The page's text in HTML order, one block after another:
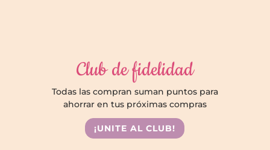
Club de fidelidad
Todas las compran suman puntos para
ahorrar en tus próximas compras
¡UNITE AL CLUB!